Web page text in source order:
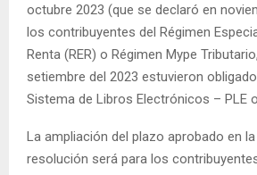
octubre 2023 (que se declaró en
los contribuyentes del Régimen
Renta (RER) o Régimen Mype
setiembre del 2023 estuvieron
Sistema de Libros Electrónicos – PLE
La ampliación del plazo aprobado en
resolución será para los